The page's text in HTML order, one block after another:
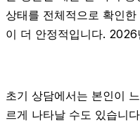
상태를 전체적으로 확인
이 더 안정적입니다.
초기 상담에서는 본인이
르게 나타날 수도 있습니